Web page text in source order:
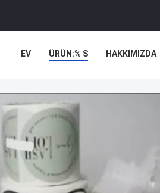
EV ÜRÜN:% S HAKKIMIZDA